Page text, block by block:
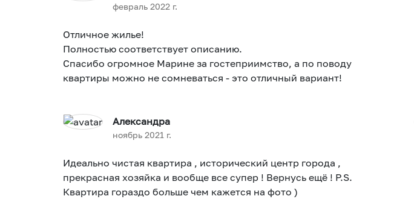
февраль 2022 г.
Отличное жилье!
Полностью соответствует описанию.
Спасибо огромное Марине за гостеприимство, а по поводу
квартиры можно не сомневаться - это отличный вариант!
Александра
ноябрь 2021 г.
Идеально чистая квартира , исторический центр города ,
прекрасная хозяйка и вообще все супер ! Вернусь ещё ! P.S.
Квартира гораздо больше чем кажется на фото )